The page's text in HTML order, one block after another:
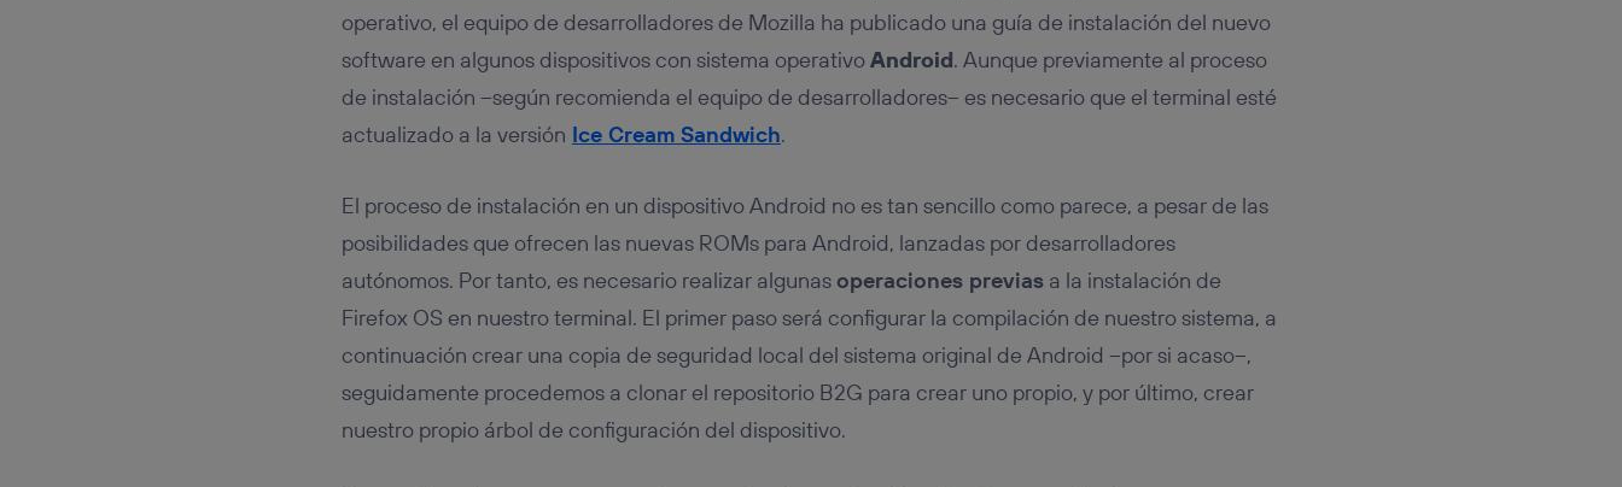
operativo, el equipo de desarrolladores de Mozilla ha publicado una guía de instalación del nuevo
software en algunos dispositivos con sistema operativoAndroid. Aunque previamente al proceso
de instalación –según recomienda el equipo de desarrolladores– es necesario que el terminal esté
actualizado a la versión Ice Cream Sandwich.
El proceso de instalación en un dispositivo Android no es tan sencillo como parece, a pesar de las
posibilidades que ofrecen las nuevas ROMs para Android, lanzadas por desarrolladores
autónomos. Por tanto, es necesario realizar algunasoperaciones previasa la instalación de
Firefox OS en nuestro terminal. El primer paso será configurar la compilación de nuestro sistema, a
continuación crear una copia de seguridad local del sistema original de Android –por si acaso–,
seguidamente procedemos a clonar el repositorio B2G para crear uno propio, y por último, crear
nuestro propio árbol de configuración del dispositivo.